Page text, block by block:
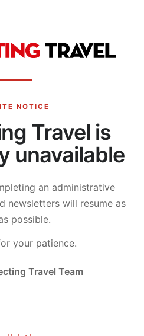
NOTICE
Travel is
unavailable
an administrative
newsletters will resume as
possible.
your patience.
Travel Team